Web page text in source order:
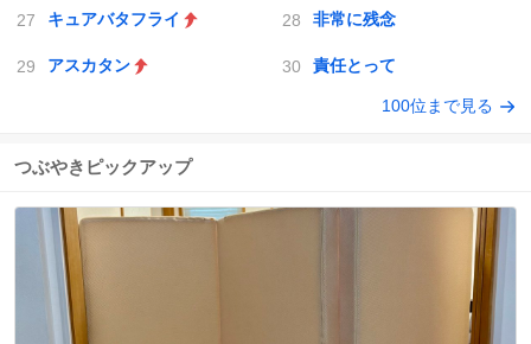
キュアバタフライ 非常に残念
アスカタン 責任とって
100位まで見る
つぶやきピックアップ